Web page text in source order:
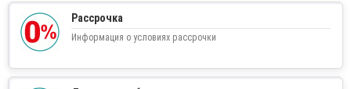
Рассрочка
Информация о условиях рассрочки